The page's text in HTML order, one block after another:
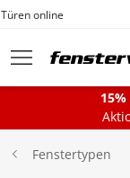
Fenster
Fenstertypen